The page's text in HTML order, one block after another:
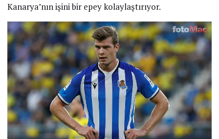
Kanarya’nın işini bir epey kolaylaştırıyor.